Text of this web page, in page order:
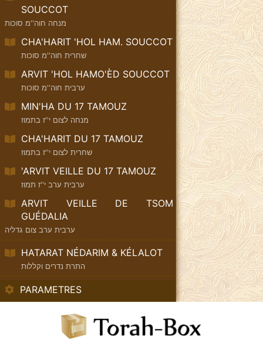
SOUCCOT
מנחה חוה''מ סוכות
CHA'HARIT 'HOL HAM. SOUCCOT
שחרית חוה''מ סוכות
ARVIT 'HOL HAMO'ÈD SOUCCOT
ערבית חוה''מ סוכות
MIN'HA DU 17 TAMOUZ
מנחה לצום י''ז בתמוז
CHA'HARIT DU 17 TAMOUZ
שחרית לצום י''ז בתמוז
'ARVIT VEILLE DU 17 TAMOUZ
ערבית ערב י''ז תמוז
ARVIT VEILLE DE TSOM
GUÉDALIA
ערבית ערב צום גדליה
HATARAT NÉDARIM & KÉLALOT
התרת נדרים וקללות
PARAMETRES